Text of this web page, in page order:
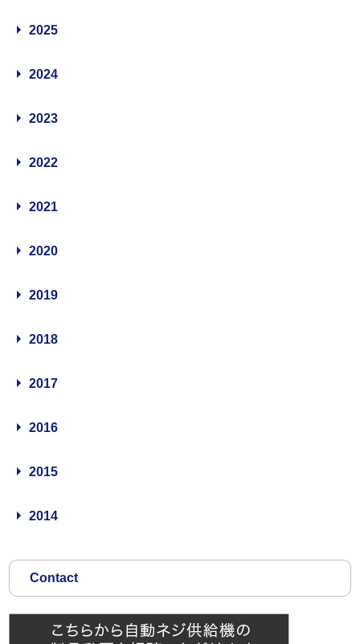
2025
2024
2023
2022
2021
2020
2019
2018
2017
2016
2015
2014
Contact